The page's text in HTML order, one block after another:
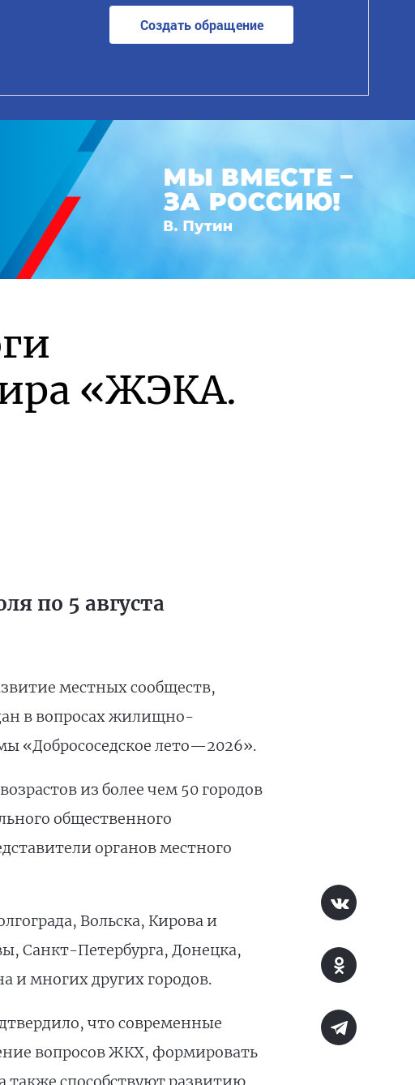
Создать обращение
«ЖЭКА.
по 5 августа
местных сообществ,
в вопросах жилищно-
«Добрососедское лето—2026».
из более чем 50 городов
общественного
органов местного
Вольска, Кирова и
Санкт-Петербурга, Донецка,
и многих других городов.
что современные
вопросов ЖКХ, формировать